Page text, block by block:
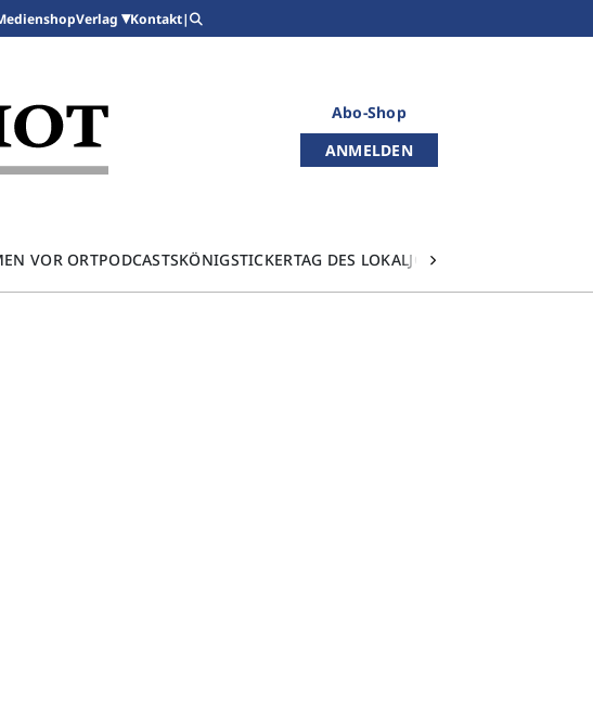
Verlag Kontakt|
Abo-Shop
ANMELDEN
VOR ORTPODCASTSKÖNIGSTICKERTAG DES LOKALJOURNALISMUS